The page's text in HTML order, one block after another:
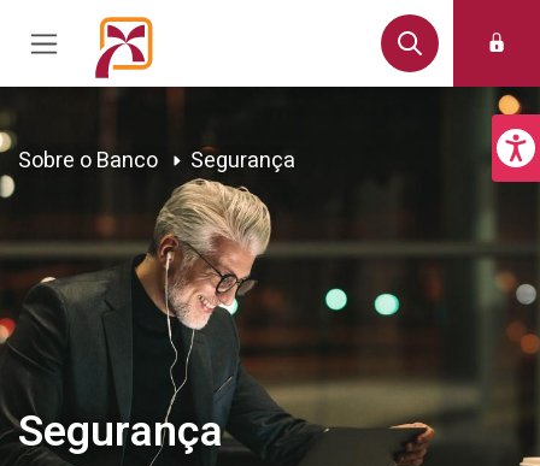
Sobre o Banco Segurança
Segurança